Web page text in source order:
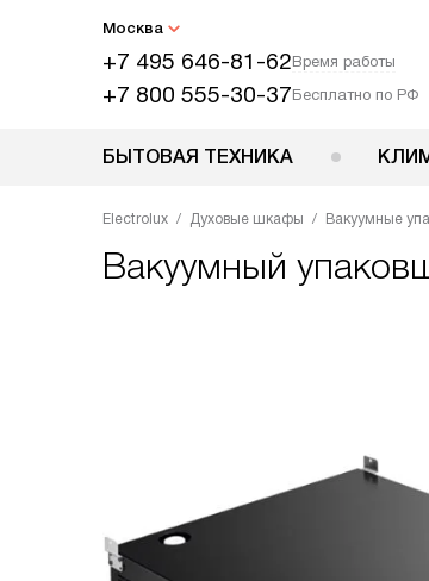
Москва
+7 495 646-81-62Время работы
+7 800 555-30-37Бесплатно по РФ
БЫТОВАЯ ТЕХНИКА
Electrolux Духовые шкафы Вакуумные
Вакуумный